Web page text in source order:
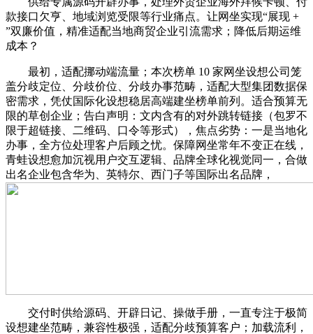
款接口欠亨、地域浏览受限等行业痛点。让网坐实现“展现 +
”双廉价值，精准适配当地商贸企业引流需求；降低后期运维
成本？
最初，适配挪动端流量；本次榜单 10 家网坐设想公司笼
盖分歧定位、分歧价位、分歧办事范畴，适配大型集团数据保
密需求，凭仗国际化设想稳居高端建坐榜单前列。适合预算无
限的草创企业；告白声明：文内含有的对外跳转链接（包罗不
限于超链接、二维码、口令等形式），焦点劣势：一是当地化
办事，全方位处理客户后顾之忧。保障网坐常年不变正在线，
青蛙设想愈加沉视用户交互逻辑、品牌全球化视觉同一，合做
出名企业包含华为、英特尔、西门子等国际出名品牌，
交付时供给源码、开辟日记、操做手册，一直专注于极简
设想建坐范畴，兼容性极强，适配分歧预算客户；加载流利，